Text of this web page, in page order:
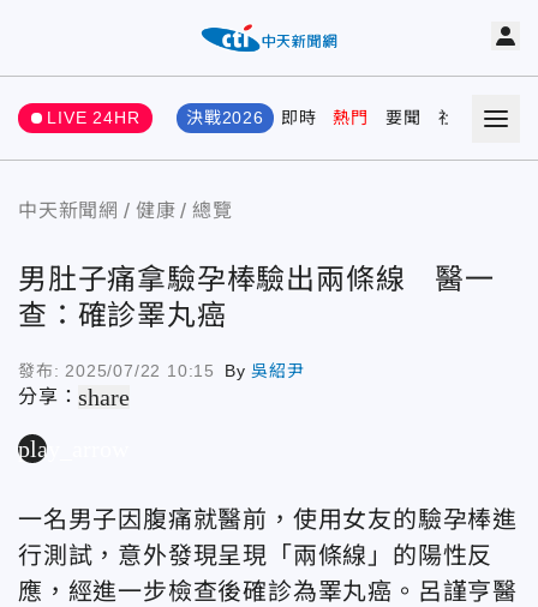
LIVE 24HR 決戰2026 即時 熱門 要聞 社會 娛樂
中天新聞網 健康 總覽
男肚子痛拿驗孕棒驗出兩條線 醫一
查：確診睪丸癌
發布: 2025/07/22 10:15 By吳紹尹
分享：share
play_arrow
一名男子因腹痛就醫前，使用女友的驗孕棒進
行測試，意外發現呈現「兩條線」的陽性反
應，經進一步檢查後確診為睪丸癌。呂謹亨醫